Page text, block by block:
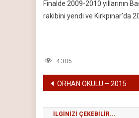
Finalde 2009-2010 yıllarının
rakibini yendi ve Kırkpınar’da
4.305
Yazı
gezinmesi
ORHAN OKULU – 2015
İLGINIZI ÇEKEBILIR...